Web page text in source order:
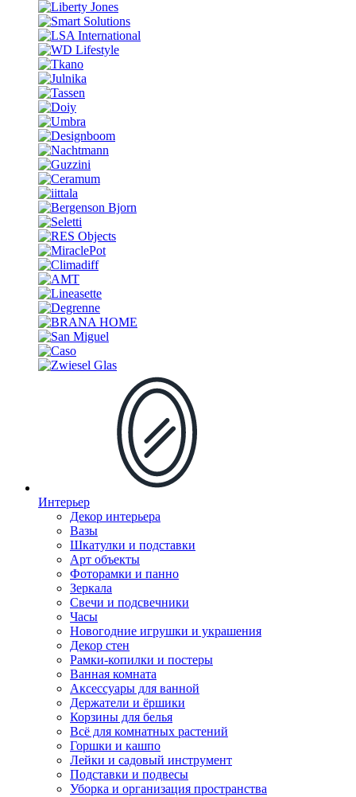
Интерьер
Декор интерьера
Вазы
Шкатулки и подставки
Арт объекты
Фоторамки и панно
Зеркала
Свечи и подсвечники
Часы
Новогодние игрушки и украшения
Декор стен
Рамки-копилки и постеры
Ванная комната
Аксессуары для ванной
Держатели и ёршики
Корзины для белья
Всё для комнатных растений
Горшки и кашпо
Лейки и садовый инструмент
Подставки и подвесы
Уборка и организация пространства